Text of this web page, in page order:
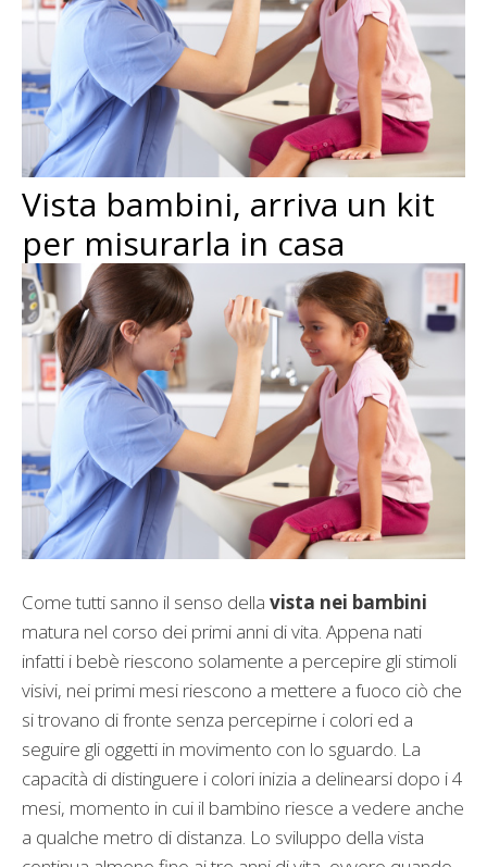
Vista bambini, arriva un kit
per misurarla in casa
Come tutti sanno il senso della vista nei bambini
matura nel corso dei primi anni di vita. Appena nati
infatti i bebè riescono solamente a percepire gli stimoli
visivi, nei primi mesi riescono a mettere a fuoco ciò che
si trovano di fronte senza percepirne i colori ed a
seguire gli oggetti in movimento con lo sguardo. La
capacità di distinguere i colori inizia a delinearsi dopo i 4
mesi, momento in cui il bambino riesce a vedere anche
a qualche metro di distanza. Lo sviluppo della vista